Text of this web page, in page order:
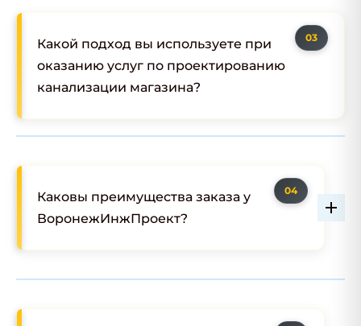
Какой подход вы используете при
оказанию услуг по проектированию
канализации магазина?
Каковы преимущества заказа у
ВоронежИнжПроект?